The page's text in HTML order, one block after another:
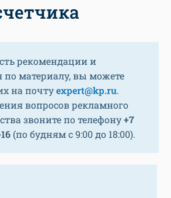
рекомендации и
по материалу, вы можете
на почтуexpert@kp.ru.
вопросов рекламного
звоните по телефону+7
(по будням с 9:00 до 18:00).